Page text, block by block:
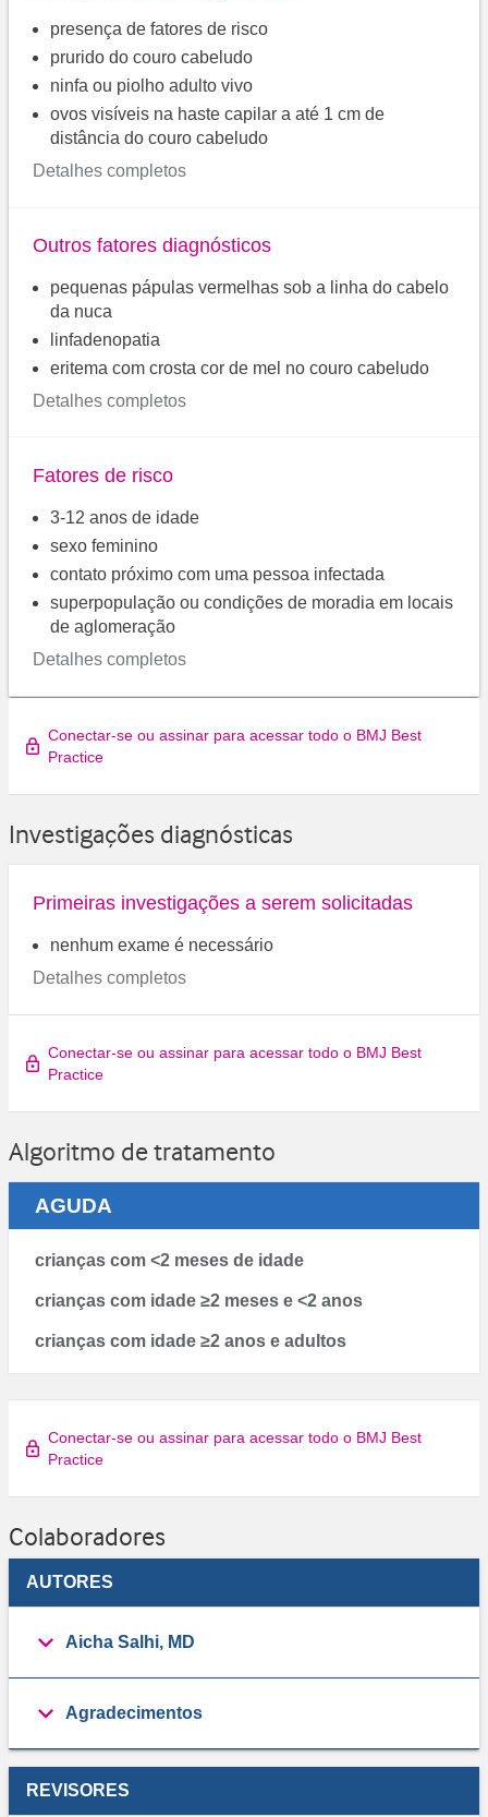
presença de fatores de risco
prurido do couro cabeludo
ninfa ou piolho adulto vivo
ovos visíveis na haste capilar a até 1 cm de
distância do couro cabeludo
Detalhes completos
Outros fatores diagnósticos
pequenas pápulas vermelhas sob a linha do cabelo
da nuca
linfadenopatia
eritema com crosta cor de mel no couro cabeludo
Detalhes completos
Fatores de risco
3-12 anos de idade
sexo feminino
contato próximo com uma pessoa infectada
superpopulação ou condições de moradia em locais
de aglomeração
Detalhes completos
Conectar-se ou assinar para acessar todo o BMJ Best
Practice
Investigações diagnósticas
Primeiras investigações a serem solicitadas
nenhum exame é necessário
Detalhes completos
Conectar-se ou assinar para acessar todo o BMJ Best
Practice
Algoritmo de tratamento
AGUDA
crianças com <2 meses de idade
crianças com idade ≥2 meses e <2 anos
crianças com idade ≥2 anos e adultos
Conectar-se ou assinar para acessar todo o BMJ Best
Practice
Colaboradores
AUTORES
Aicha Salhi, MD
Agradecimentos
REVISORES